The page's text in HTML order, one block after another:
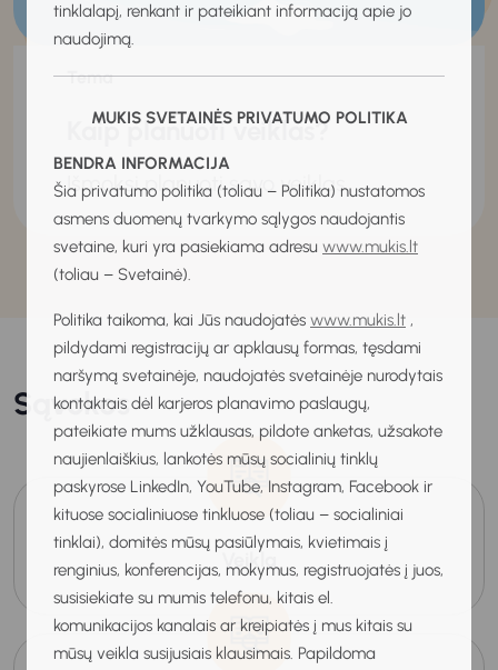
tinklalapį, renkant ir pateikiant informaciją apie jo
naudojimą.
MUKIS SVETAINĖS PRIVATUMO POLITIKA
BENDRA INFORMACIJA
Šia privatumo politika (toliau – Politika) nustatomos
asmens duomenų tvarkymo sąlygos naudojantis
svetaine, kuri yra pasiekiama adresu www.mukis.lt
(toliau – Svetainė).
Politika taikoma, kai Jūs naudojatės www.mukis.lt ,
pildydami registracijų ar apklausų formas, tęsdami
naršymą svetainėje, naudojatės svetainėje nurodytais
kontaktais dėl karjeros planavimo paslaugų,
pateikiate mums užklausas, pildote anketas, užsakote
naujienlaiškius, lankotės mūsų socialinių tinklų
paskyrose LinkedIn, YouTube, Instagram, Facebook ir
kituose socialiniuose tinkluose (toliau – socialiniai
tinklai), domitės mūsų pasiūlymais, kvietimais į
renginius, konferencijas, mokymus, registruojatės į juos,
susisiekiate su mumis telefonu, kitais el.
komunikacijos kanalais ar kreipiatės į mus kitais su
mūsų veikla susijusiais klausimais. Papildoma
Tema
Kaip planuoti veiklas?
Išmoksi planuoti savo veiklas.
Sąvokos
Veikla